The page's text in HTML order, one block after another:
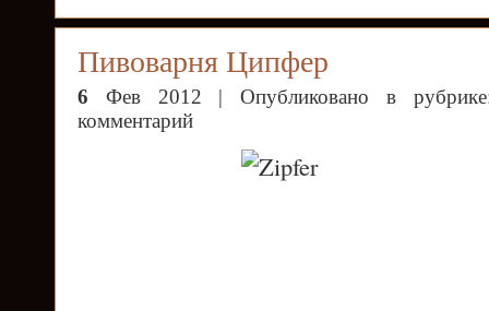
Пивоварня Ципфер
6 Фев 2012 | Опубликовано в
комментарий